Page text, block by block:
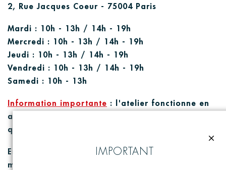
2, Rue Jacques Coeur - 75004 Paris
Mardi : 10h - 13h / 14h - 19h
Mercredi : 10h - 13h / 14h - 19h
Jeudi : 10h - 13h / 14h - 19h
Vendredi : 10h - 13h / 14h - 19h
Samedi : 10h - 13h
Information importante : l'atelier fonctionne en
as
quelqu'un sur place en con
En arrivant, il vous suffitd'appeler le numéro du
magasin écri
close
IMPORTANT